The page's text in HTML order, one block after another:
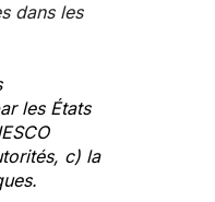
dans les
les États
c) la